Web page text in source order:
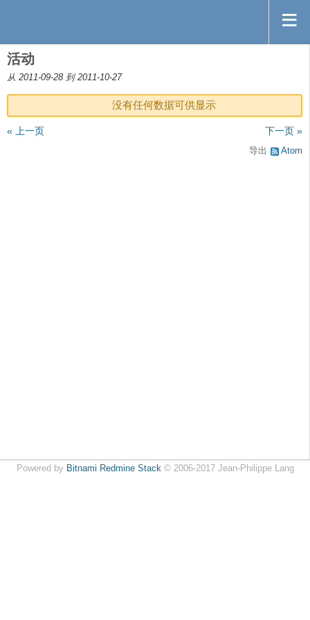
活动
从 2011-09-28 到 2011-10-27
没有任何数据可供显示
« 上一页 下一页 »
导出 Atom
Powered by Bitnami Redmine Stack© 2006-2017 Jean-Philippe Lang